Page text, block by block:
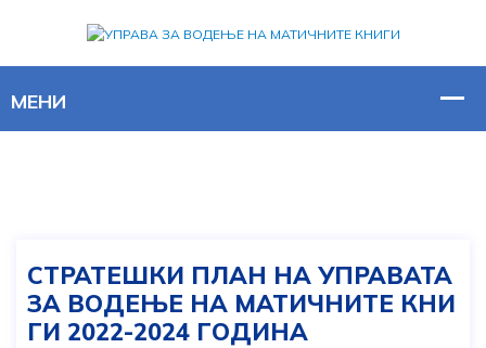
СТРАТЕШКИ ПЛАН НА УПРАВАТА
ЗА ВОДЕЊЕ НА МАТИЧНИТЕ КНИ
ГИ 2022-2024 ГОДИНА